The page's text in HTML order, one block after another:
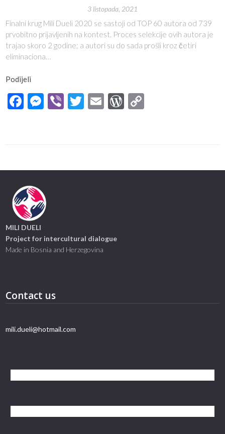
3 listopada, 2021
Finalni krug Mili Dueli 2020 se sastoji od TOP 60 autora od 739
prvobitno prijavljenih na kontest. Proces selekcije ovih autora je
trajao skoro 2 godine; a autori su do sada prošli kroz četiri
eliminaciona…
Podijeli
Facebook
Messenger
ViberTwitter
EmailWordPress
MILI DUELI
Project for intercultural dialogue
Made in Bosnia and Herzegovina
Contact us
mili.dueli@hotmail.com